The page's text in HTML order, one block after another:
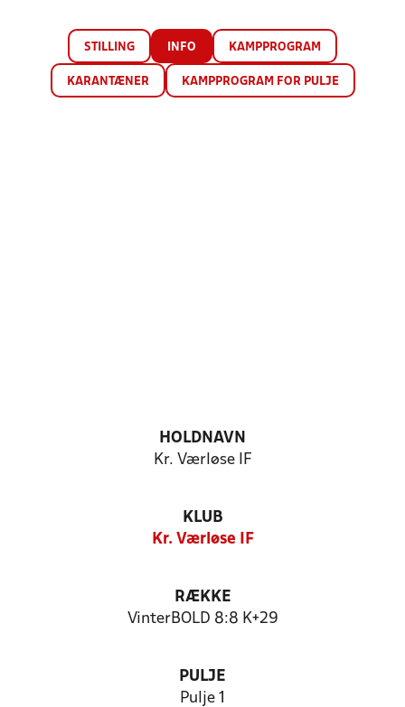
STILLING INFO KAMPPROGRAM
KARANTÆNER KAMPPROGRAM FOR PULJE
HOLDNAVN
Kr. Værløse IF
KLUB
Kr. Værløse IF
RÆKKE
VinterBOLD 8:8 K+29
PULJE
Pulje 1